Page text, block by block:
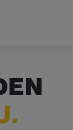
EN
.